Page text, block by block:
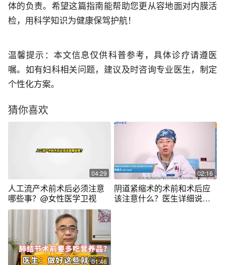
体的负责。希望这篇指南能帮助您更从容地面对内膜活
检，用科学知识为健康保驾护航！
温馨提示：本文信息仅供科普参考，具体诊疗请遵医
嘱。如有妇科相关问题，建议及时咨询专业医生，制定
个性化方案。
猜你喜欢
04:29
人工流产术前术后必须注意
哪些事？@女性医学卫视
02:16
阴道紧缩术的术前和术后应
该注意什么？医生详细说
01:46